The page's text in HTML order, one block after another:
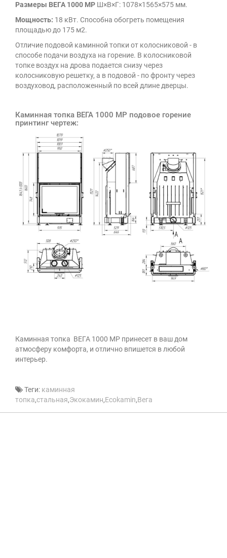
Размеры ВЕГА 1000 MP Ш×В×Г: 1078×1565×575 мм.
Мощность: 18 кВт. Способна обогреть помещения
площадью до 175 м2.
Отличие подовой каминной топки от колосниковой - в
способе подачи воздуха на горение. В колосниковой
топке воздух на дрова подается снизу через
колосниковую решетку, а в подовой - по фронту через
воздуховод, расположенный по всей длине дверцы.
Каминная топка ВЕГА 1000 MP подовое горение
принтинг чертеж:
Каминная топка ВЕГА 1000 MP принесет в ваш дом
атмосферу комфорта, и отлично впишется в любой
интерьер.
Теги: каминная
топка,стальная,Экокамин,Ecokamin,Вега